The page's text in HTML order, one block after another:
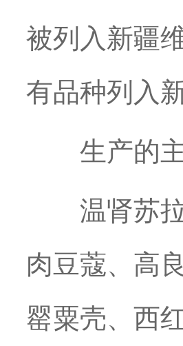
被列入新疆
有品种列入
生产的主
温肾苏拉
肉豆蔻、高
罂粟壳、西